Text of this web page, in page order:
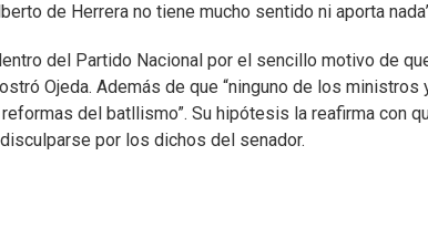
de Herrera no tiene mucho sentido ni aporta
del Partido Nacional por el sencillo motivo de
Ojeda. Además de que “ninguno de los ministros
del batllismo”. Su hipótesis la reafirma con
por los dichos del senador.